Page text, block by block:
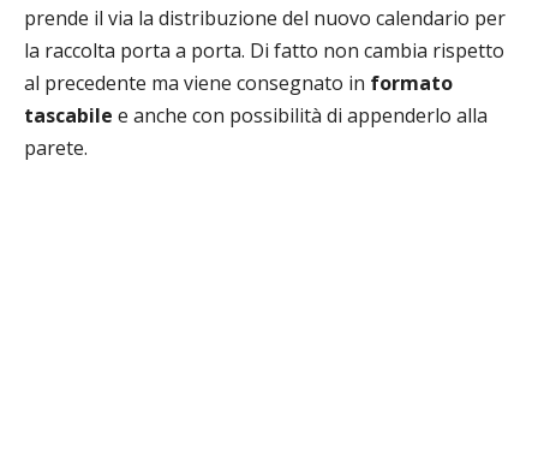
prende il via la distribuzione del nuovo calendario per
la raccolta porta a porta. Di fatto non cambia rispetto
al precedente ma viene consegnato in formato
tascabile e anche con possibilità di appenderlo alla
parete.